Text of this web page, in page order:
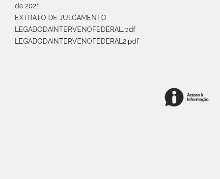
de 2021.
EXTRATO DE JULGAMENTO
LEGADODAINTERVENOFEDERAL.pdf
LEGADODAINTERVENOFEDERAL2.pdf